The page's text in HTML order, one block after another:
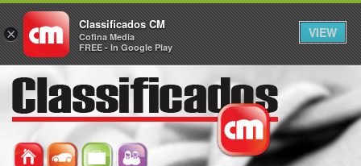
×
Classificados CM
Cofina Media
FREE - In Google Play
VIEW